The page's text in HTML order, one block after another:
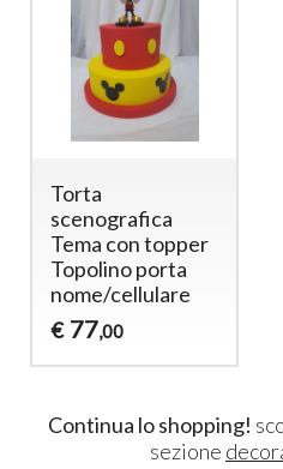
Torta
scenografica
Tema con topper
Topolino porta
nome/cellulare
€ 77,00
Continua lo shopping!
sezione